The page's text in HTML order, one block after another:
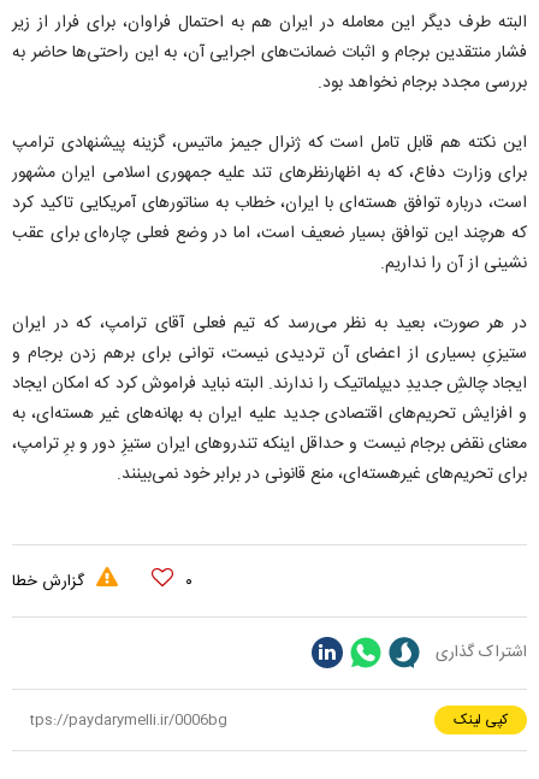
البته طرف دیگر این معامله در ایران هم به احتمال فراوان، برای فرار از زیر
فشار منتقدین برجام و اثبات ضمانت‌های اجرایی آن، به این راحتی‌ها حاضر به
بررسی مجدد برجام نخواهد بود.
این نکته هم قابل تامل است که ژنرال جیمز ماتیس، گزینه پیشنهادی ترامپ
برای وزارت دفاع، که به اظهارنظرهای تند علیه جمهوری اسلامی ایران مشهور
است، درباره توافق هسته‌ای با ایران، خطاب به سناتورهای آمریکایی تاکید کرد
که هرچند این توافق بسیار ضعیف است، اما در وضع فعلی چاره‌ای برای عقب
نشینی از آن را نداریم.
در هر صورت، بعید به نظر می‌رسد که تیم فعلی آقای ترامپ، که در ایران
ستیزیِ بسیاری از اعضای آن تردیدی نیست، توانی برای برهم زدن برجام و
ایجاد چالشِ جدیدِ دیپلماتیک را ندارند. البته نباید فراموش کرد که امکان ایجاد
و افزایش تحریم‌های اقتصادی جدید علیه ایران به بهانه‌های غیر هسته‌ای، به
معنای نقض برجام نیست و حداقل اینکه تندروهای ایران ستیزِ دور و برِ ترامپ،
برای تحریم‌های غیرهسته‌ای، منع قانونی در برابر خود نمی‌بینند.
۰ گزارش خطا
اشتراک گذاری
کپی لینک